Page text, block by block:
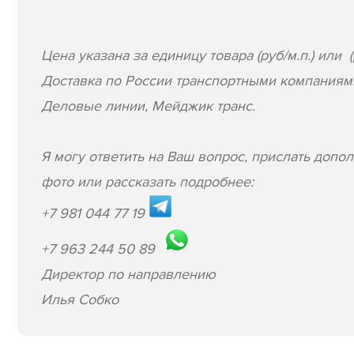
Цена указана за единицу товара (руб/м.п.) или
Доставка по России транспортными
Деловые линии, Мейджик транс.
Я могу ответить на Ваш вопрос, прислать
фото или рассказать подробнее:
+7 981 044 77 19
+7 963 244 50 89
Директор по направлению
Илья Собко